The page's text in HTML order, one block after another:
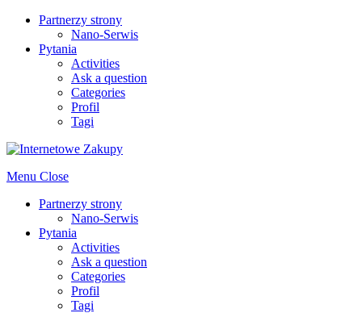
Partnerzy strony
Nano-Serwis
Pytania
Activities
Ask a question
Categories
Profil
Tagi
Menu Close
Partnerzy strony
Nano-Serwis
Pytania
Activities
Ask a question
Categories
Profil
Tagi